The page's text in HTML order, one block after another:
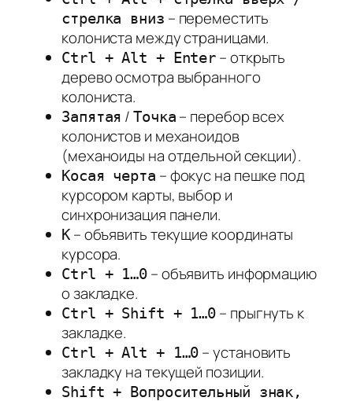
стрелка вниз – переместить
колониста между страницами.
Ctrl + Alt + Enter – открыть
дерево осмотра выбранного
колониста.
Запятая /Точка – перебор всех
колонистов и механоидов
(механоиды на отдельной секции).
Косая черта – фокус на пешке под
курсором карты, выбор и
синхронизация панели.
K– объявить текущие координаты
курсора.
Ctrl + 1…0 – объявить информацию
о закладке.
Ctrl + Shift + 1…0 – прыгнуть к
закладке.
Ctrl + Alt + 1…0 – установить
закладку на текущей позиции.
Shift + Вопросительный знак,